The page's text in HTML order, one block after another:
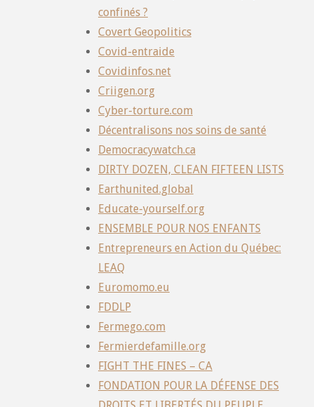
confinés ?
Covert Geopolitics
Covid-entraide
Covidinfos.net
Criigen.org
Cyber-torture.com
Décentralisons nos soins de santé
Democracywatch.ca
DIRTY DOZEN, CLEAN FIFTEEN LISTS
Earthunited.global
Educate-yourself.org
ENSEMBLE POUR NOS ENFANTS
Entrepreneurs en Action du Québec:
LEAQ
Euromomo.eu
FDDLP
Fermego.com
Fermierdefamille.org
FIGHT THE FINES – CA
FONDATION POUR LA DÉFENSE DES